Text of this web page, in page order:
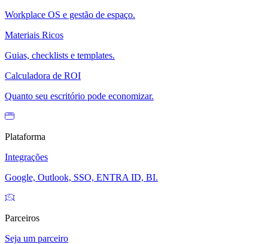
Workplace OS e gestão de espaço.
Materiais Ricos
Guias, checklists e templates.
Calculadora de ROI
Quanto seu escritório pode economizar.
Plataforma
Integrações
Google, Outlook, SSO, ENTRA ID, BI.
Parceiros
Seja um parceiro